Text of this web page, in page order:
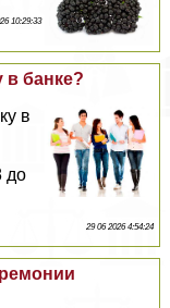
10:29:33
в банке?
в
до
29 06 2026 4:54:24